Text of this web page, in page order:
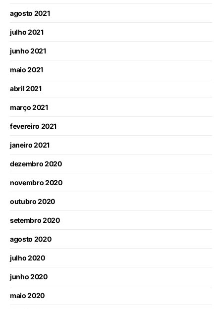
agosto 2021
julho 2021
junho 2021
maio 2021
abril 2021
março 2021
fevereiro 2021
janeiro 2021
dezembro 2020
novembro 2020
outubro 2020
setembro 2020
agosto 2020
julho 2020
junho 2020
maio 2020